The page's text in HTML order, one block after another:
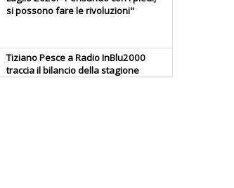
si possono fare le rivoluzioni"
Tiziano Pesce a Radio InBlu2000
traccia il bilancio della stagione